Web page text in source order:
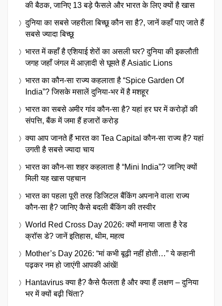
की बैठक, जानिए 13 बड़े फैसले और भारत के लिए क्यों है खास
दुनिया का सबसे जहरीला बिच्छू कौन सा है?, जानें कहाँ पाए जाते हैं
सबसे ज्यादा बिच्छू
भारत में कहाँ है एशियाई शेरों का असली घर? दुनिया की इकलौती
जगह जहाँ जंगल में आज़ादी से घूमते हैं Asiatic Lions
भारत का कौन-सा राज्य कहलाता है “Spice Garden Of
India”? जिसके मसालें दुनिया-भर में है मशहूर
भारत का सबसे अमीर गांव कौन-सा है? यहां हर घर में करोड़ों की
संपत्ति, बैंक में जमा हैं हजारों करोड़
क्या आप जानते हैं भारत का Tea Capital कौन-सा राज्य है? यहां
उगती है सबसे ज्यादा चाय
भारत का कौन-सा शहर कहलाता है “Mini India”? जानिए क्यों
मिली यह खास पहचान
भारत का पहला पूरी तरह डिजिटल बैंकिंग अपनाने वाला राज्य
कौन-सा है? जानिए कैसे बदली बैंकिंग की तस्वीर
World Red Cross Day 2026: क्यों मनाया जाता है रेड
क्रॉस डे? जानें इतिहास, थीम, महत्व
Mother’s Day 2026: “मां कभी बूढ़ी नहीं होती…” ये कहानी
पढ़कर नम हो जाएंगी आपकी आंखें!
Hantavirus क्या है? कैसे फैलता है और क्या हैं लक्षण – दुनिया
भर में क्यों बढ़ी चिंता?